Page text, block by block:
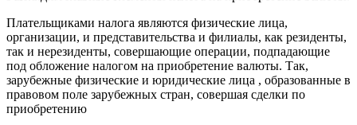
Плательщиками налога являются физические лица,
организации, и представительства и филиалы, как резиденты,
так и нерезиденты, совершающие операции, подпадающие
под обложение налогом на приобретение валюты. Так,
зарубежные физические и юридические лица , образованные в
правовом поле зарубежных стран, совершая сделки по
приобретению